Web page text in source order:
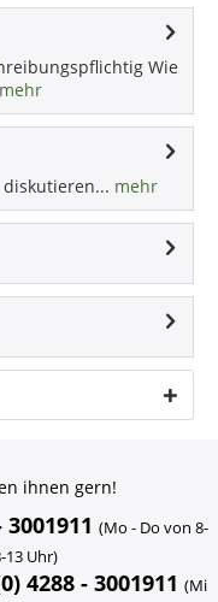
Wie
mehr
mehr
ihnen gern!
(Mo - Do von 8-
13 Uhr)
4288 - 3001911 (Mi